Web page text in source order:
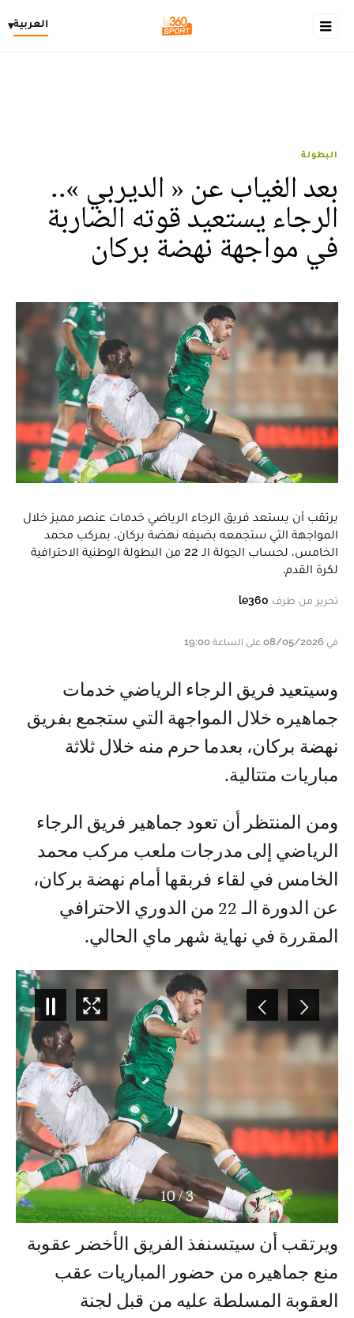
العربية▾
البطولة
بعد الغياب عن « الديربي »..
الرجاء يستعيد قوته الضاربة
في مواجهة نهضة بركان
يرتقب أن يستعد فريق الرجاء الرياضي خدمات عنصر مميز خلال
المواجهة التي ستجمعه بضيفه نهضة بركان، بمركب محمد
الخامس، لحساب الجولة الـ 22 من البطولة الوطنية الاحترافية
لكرة القدم.
تحرير من طرف le360
في 08/05/2026 على الساعة 19:00
وسيتعيد فريق الرجاء الرياضي خدمات
جماهيره خلال المواجهة التي ستجمع بفريق
نهضة بركان، بعدما حرم منه خلال ثلاثة
مباريات متتالية.
ومن المنتظر أن تعود جماهير فريق الرجاء
الرياضي إلى مدرجات ملعب مركب محمد
الخامس في لقاء فربقها أمام نهضة بركان،
عن الدورة الـ 22 من الدوري الاحترافي
المقررة في نهاية شهر ماي الحالي.
3
/
10
ويرتقب أن سيتسنفذ الفريق الأخضر عقوبة
منع جماهيره من حضور المباريات عقب
العقوبة المسلطة عليه من قبل لجنة